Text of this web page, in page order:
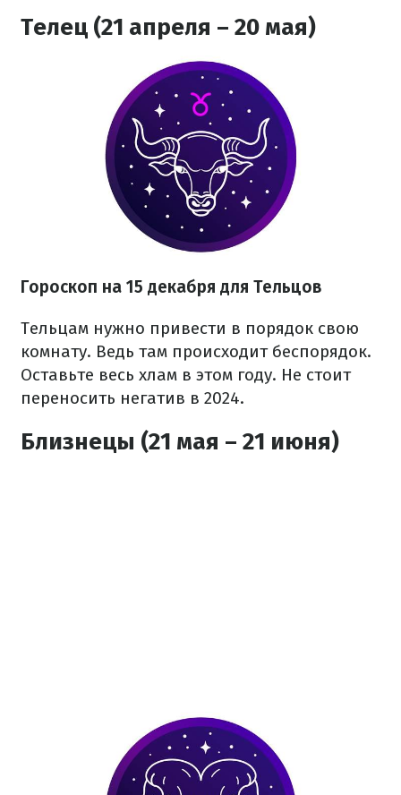
Телец (21 апреля – 20 мая)
Гороскоп на 15 декабря для Тельцов
Тельцам нужно привести в порядок свою
комнату. Ведь там происходит беспорядок.
Оставьте весь хлам в этом году. Не стоит
переносить негатив в 2024.
Близнецы (21 мая – 21 июня)